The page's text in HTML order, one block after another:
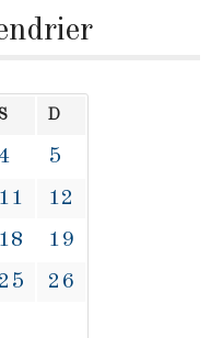
D
4
5
11
12
18
19
25
26